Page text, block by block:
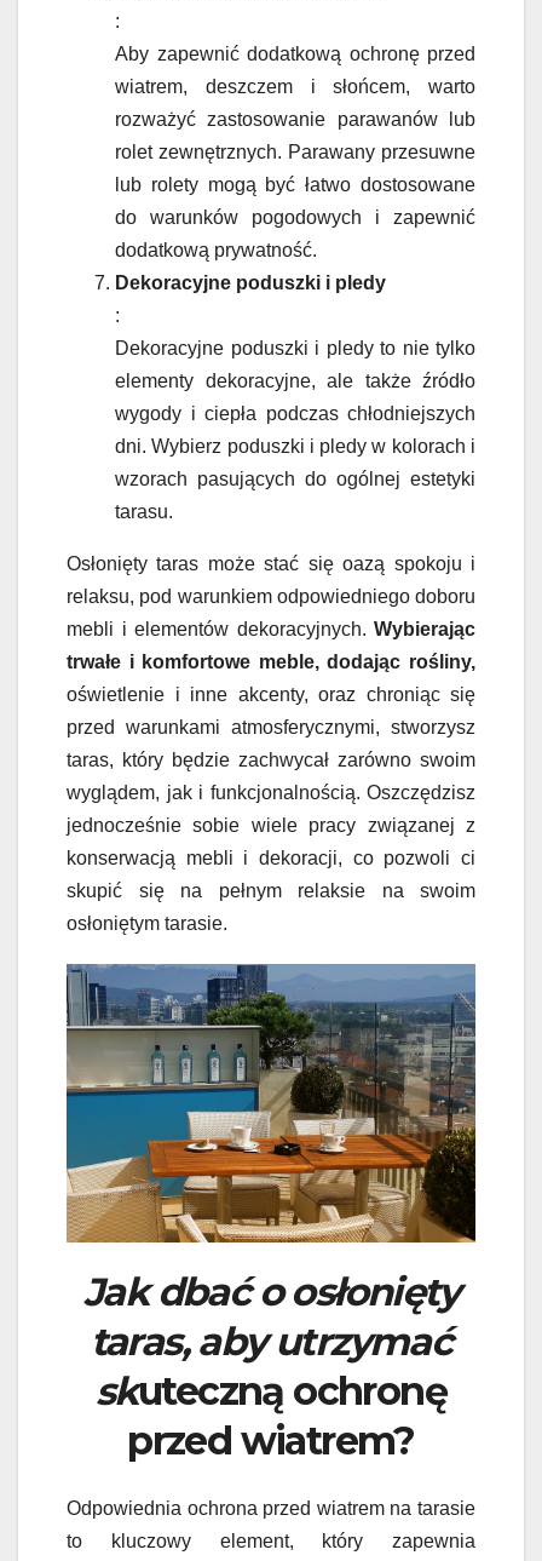
:
Aby zapewnić dodatkową ochronę przed
wiatrem, deszczem i słońcem, warto
rozważyć zastosowanie parawanów lub
rolet zewnętrznych. Parawany przesuwne
lub rolety mogą być łatwo dostosowane
do warunków pogodowych i zapewnić
dodatkową prywatność.
Dekoracyjne poduszki i pledy
:
Dekoracyjne poduszki i pledy to nie tylko
elementy dekoracyjne, ale także źródło
wygody i ciepła podczas chłodniejszych
dni. Wybierz poduszki i pledy w kolorach i
wzorach pasujących do ogólnej estetyki
tarasu.
Osłonięty taras może stać się oazą spokoju i
relaksu, pod warunkiem odpowiedniego doboru
mebli i elementów dekoracyjnych. Wybierając
trwałe i komfortowe meble, dodając rośliny,
oświetlenie i inne akcenty, oraz chroniąc się
przed warunkami atmosferycznymi, stworzysz
taras, który będzie zachwycał zarówno swoim
wyglądem, jak i funkcjonalnością. Oszczędzisz
jednocześnie sobie wiele pracy związanej z
konserwacją mebli i dekoracji, co pozwoli ci
skupić się na pełnym relaksie na swoim
osłoniętym tarasie.
Jak dbać o osłonięty
taras, aby utrzymać
skuteczną ochronę
przed wiatrem?
Odpowiednia ochrona przed wiatrem na tarasie
to kluczowy element, który zapewnia